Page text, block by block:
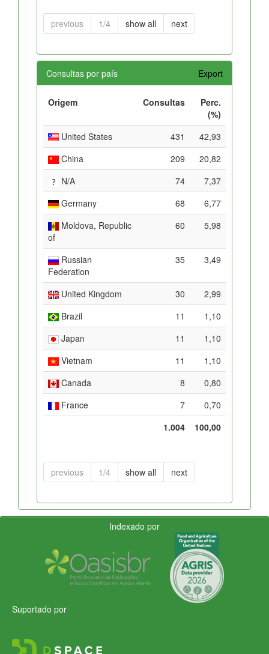
previous 1/4 show all next
Consultas por país Export
Origem Consultas
Perc.
(%)
United States
431
42,93
China
209
20,82
N/A
74
7,37
Germany
68
6,77
Moldova, Republic
of
60 5,98
Russian
Federation
35 3,49
United Kingdom 30
2,99
Brazil
11
1,10
Japan
11
1,10
Vietnam
11
1,10
Canada
8
0,80
France
7
0,70
1.004
100,00
previous 1/4 show all next
Indexado por
Suportado por